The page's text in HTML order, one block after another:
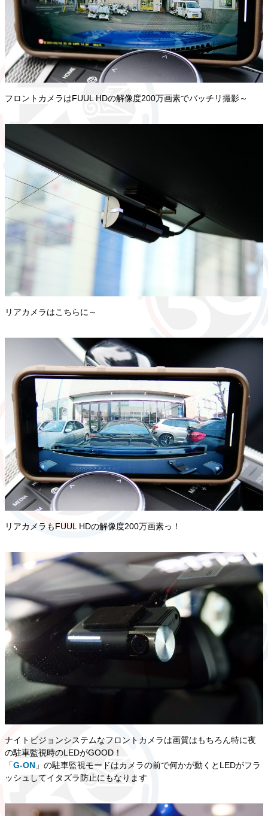
フロントカメラはFUUL HDの解像度200万画素でバッチリ撮影～
リアカメラはこちらに～
リアカメラもFUUL HDの解像度200万画素っ！
ナイトビジョンシステムなフロントカメラは画質はもちろん特に夜
の駐車監視時のLEDがGOOD！
「G-ON 」の駐車監視モードはカメラの前で何かが動くとLEDがフラ
ッシュしてイタズラ防止にもなります